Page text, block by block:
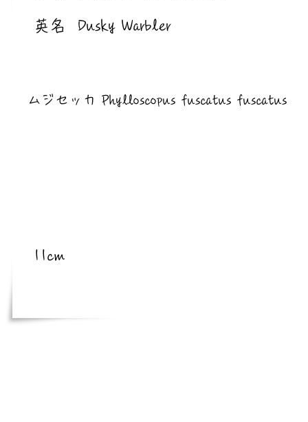
英名 Dusky Warbler
ムジセッカ Phylloscopus fuscatus fuscatus
11cm